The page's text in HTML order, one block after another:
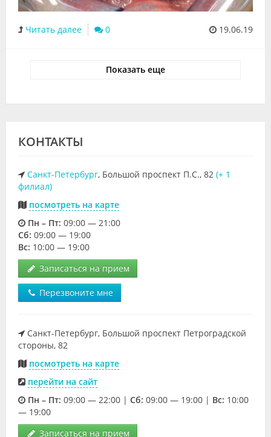
Читать далее 0 19.06.19
Показать еще
КОНТАКТЫ
Санкт-Петербург, Большой проспект П.С., 82 (+ 1
филиал)
посмотреть на карте
Пн – Пт: 09:00 — 21:00
Cб: 09:00 — 19:00
Вс: 10:00 — 19:00
Записаться на прием
Перезвоните мне
Санкт-Петербург, Большой проспект Петроградской
стороны, 82
посмотреть на карте
перейти на сайт
Пн – Пт: 09:00 — 22:00 | Cб: 09:00 — 19:00 | Вс: 10:00
— 19:00
Записаться на прием